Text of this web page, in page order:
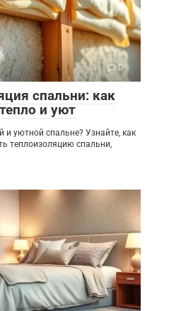
0
спальни: как
и уют
и уютной спальне? Узнайте, как
теплоизоляцию спальни,